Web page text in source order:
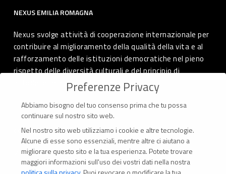
NEXUS EMILIA ROMAGNA
Nexus svolge attività di cooperazione internazionale per
contribuire al miglioramento della qualità della vita e al
rafforzamento delle istituzioni democratiche nel pieno
rispetto delle diversità culturali e del principio di
autodeterminazione dei popoli.
CONTATTI
Via Marconi 69 – 40122 Bologna (Italia)
Preferenze Privacy
Abbiamo bisogno del tuo consenso prima che tu possa
continuare sul nostro sito web.
Nel nostro sito web utilizziamo i cookie e altre tecnologie.
Alcune di esse sono essenziali, mentre altre ci aiutano a
migliorare questo sito e la tua esperienza. Potete trovare
maggiori informazioni sull'uso dei vostri dati nella nostra